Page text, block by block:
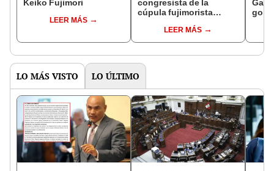
Keiko Fujimori
LEER MÁS
congresista de la
cúpula fujimorista
del SenadoLEER MÁS
LO MÁS VISTO LO ÚLTIMO